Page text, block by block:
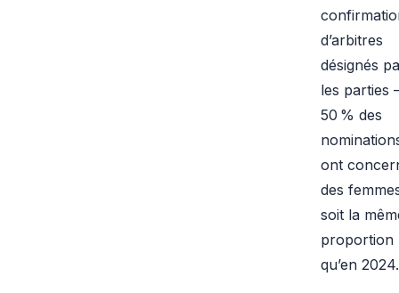
d’arbitres
désignés
les parties
50 % des
ont
des
soit la
proportion
qu’en 2024.